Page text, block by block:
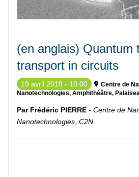
(en anglais) Quantum
transport in circuits
19 avril 2019 - 10:00
Centre de
Nanotechnologies, Amphithéâtre,
Par Frédéric PIERRE - Centre de
Nanotechnologies, C2N